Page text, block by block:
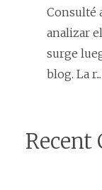
Consulté
analizar
surge
blog. La r...
Recent